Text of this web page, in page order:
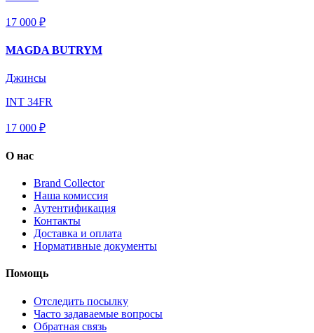
17 000 ₽
MAGDA BUTRYM
Джинсы
INT 34FR
17 000 ₽
О нас
Brand Collector
Наша комиссия
Аутентификация
Контакты
Доставка и оплата
Нормативные документы
Помощь
Отследить посылку
Часто задаваемые вопросы
Обратная связь